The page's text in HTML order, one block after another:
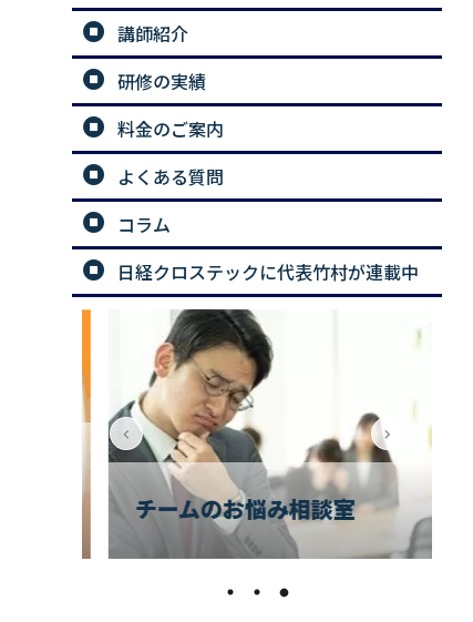
講師紹介
研修の実績
料金のご案内
よくある質問
コラム
日経クロステックに代表竹村が連載中
チームのお悩み相談室